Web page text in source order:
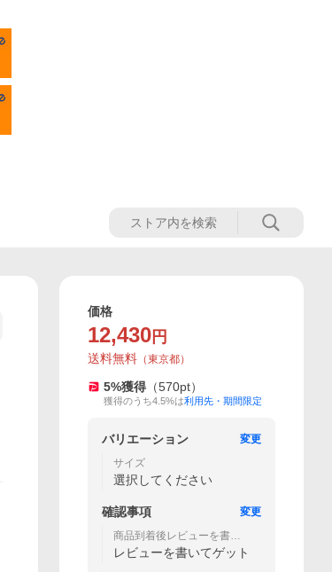
価格
12,430 円
送料無料 （東京都）
5%獲得 （570pt）
獲得のうち4.5%は利用先・期間限定
バリエーション
変更
サイズ
選択してください
確認事項
変更
商品到着後レビューを書い
て次回使える300円OFFクー
ポン
レビューを書いてゲット